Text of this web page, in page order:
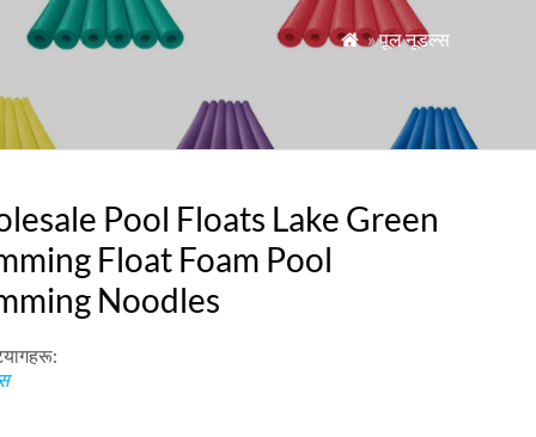
 »पूल नूडल्स
Pool Floats Lake Green
Float Foam Pool
Noodles